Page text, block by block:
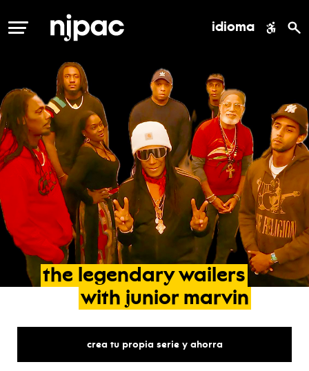
MENÚ idioma
the legendary wailers
with junior marvin
crea tu propia serie y ahorra